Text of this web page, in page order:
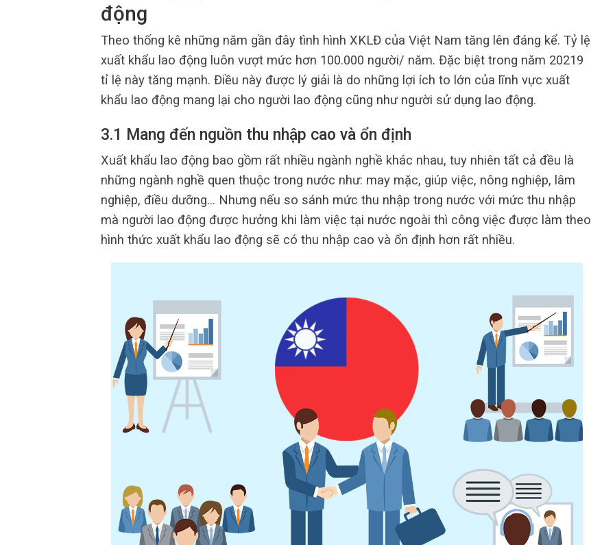
động
Theo thống kê những năm gần đây tình hình XKLĐ của Việt Nam tăng lên đáng kể. Tỷ lệ
xuất khẩu lao động luôn vượt mức hơn 100.000 người/ năm. Đặc biệt trong năm 20219
tỉ lệ này tăng mạnh. Điều này được lý giải là do những lợi ích to lớn của lĩnh vực xuất
khẩu lao động mang lại cho người lao động cũng như người sử dụng lao động.
3.1 Mang đến nguồn thu nhập cao và ổn định
Xuất khẩu lao động bao gồm rất nhiều ngành nghề khác nhau, tuy nhiên tất cả đều là
những ngành nghề quen thuộc trong nước như: may mặc, giúp việc, nông nghiệp, lâm
nghiệp, điều dưỡng… Nhưng nếu so sánh mức thu nhập trong nước với mức thu nhập
mà người lao động được hưởng khi làm việc tại nước ngoài thì công việc được làm theo
hình thức xuất khẩu lao động sẽ có thu nhập cao và ổn định hơn rất nhiều.